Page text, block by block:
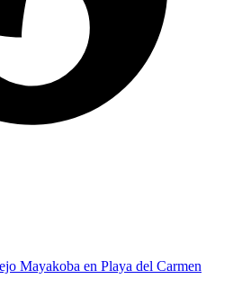
Mayakoba en Playa del Carmen